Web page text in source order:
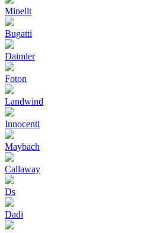
Minellt
Bugatti
Daimler
Foton
Landwind
Innocenti
Maybach
Callaway
Ds
Dadi